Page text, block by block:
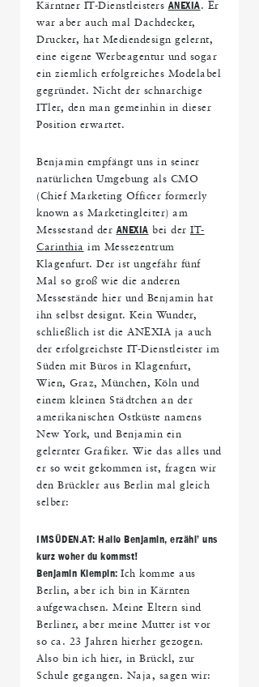
Kärntner IT-DienstleistersANEXIA. Er
war aber auch mal Dachdecker,
Drucker, hat Mediendesign gelernt,
eine eigene Werbeagentur und sogar
ein ziemlich erfolgreiches Modelabel
gegründet. Nicht der schnarchige
ITler, den man gemeinhin in dieser
Position erwartet.
Benjamin empfängt uns in seiner
natürlichen Umgebung als CMO
(Chief Marketing Officer formerly
known as Marketingleiter) am
Messestand derANEXIA bei der IT-
Carinthia im Messezentrum
Klagenfurt. Der ist ungefähr fünf
Mal so groß wie die anderen
Messestände hier und Benjamin hat
ihn selbst designt. Kein Wunder,
schließlich ist die ANEXIA ja auch
der erfolgreichste IT-Dienstleister im
Süden mit Büros in Klagenfurt,
Wien, Graz, München, Köln und
einem kleinen Städtchen an der
amerikanischen Ostküste namens
New York, und Benjamin ein
gelernter Grafiker. Wie das alles und
er so weit gekommen ist, fragen wir
den Brückler aus Berlin mal gleich
selber:
IMSÜDEN.AT: Hallo Benjamin, erzähl ’ uns
kurz woher du kommst!
Benjamin Klempin: Ich komme aus
Berlin, aber ich bin in Kärnten
aufgewachsen. Meine Eltern sind
Berliner, aber meine Mutter ist vor
so ca. 23 Jahren hierher gezogen.
Also bin ich hier, in Brückl, zur
Schule gegangen. Naja, sagen wir: